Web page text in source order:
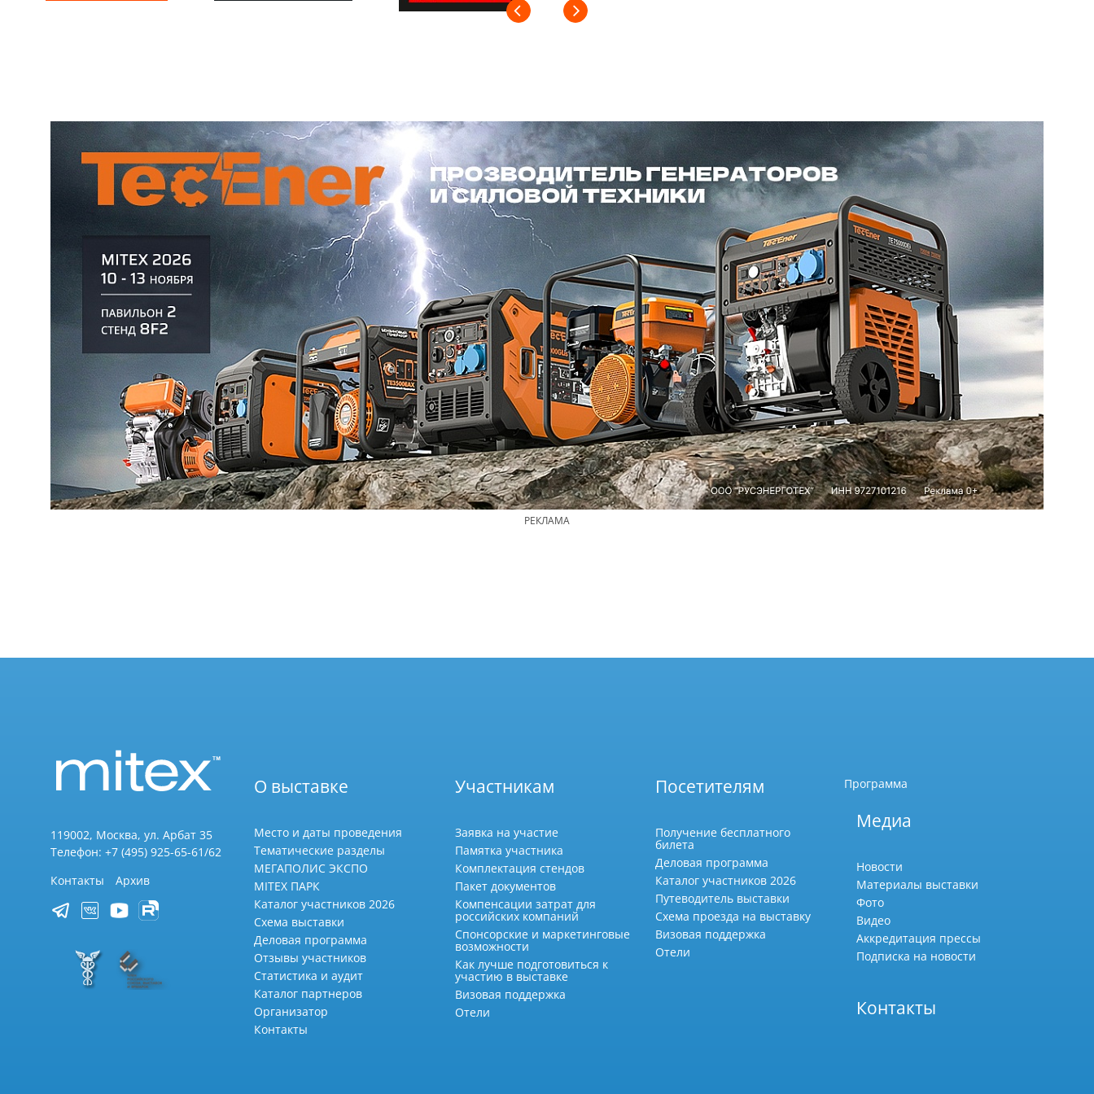
РЕКЛАМА
119002, Москва, ул. Арбат 35
Телефон: +7 (495) 925-65-61/62
Контакты
Архив
О выставке
Место и даты проведения
Тематические разделы
МЕГАПОЛИС ЭКСПО
MITEX ПАРК
Каталог участников 2026
Схема выставки
Деловая программа
Отзывы участников
Статистика и аудит
Каталог партнеров
Организатор
Контакты
Участникам
Заявка на участие
Памятка участника
Комплектация стендов
Пакет документов
Компенсации затрат для
российских компаний
Спонсорские и маркетинговые
возможности
Как лучше подготовиться к
участию в выставке
Визовая поддержка
Отели
Посетителям
Получение бесплатного
билета
Деловая программа
Каталог участников 2026
Путеводитель выставки
Схема проезда на выставку
Визовая поддержка
Отели
Программа
Медиа
Новости
Материалы выставки
Фото
Видео
Аккредитация прессы
Подписка на новости
Контакты